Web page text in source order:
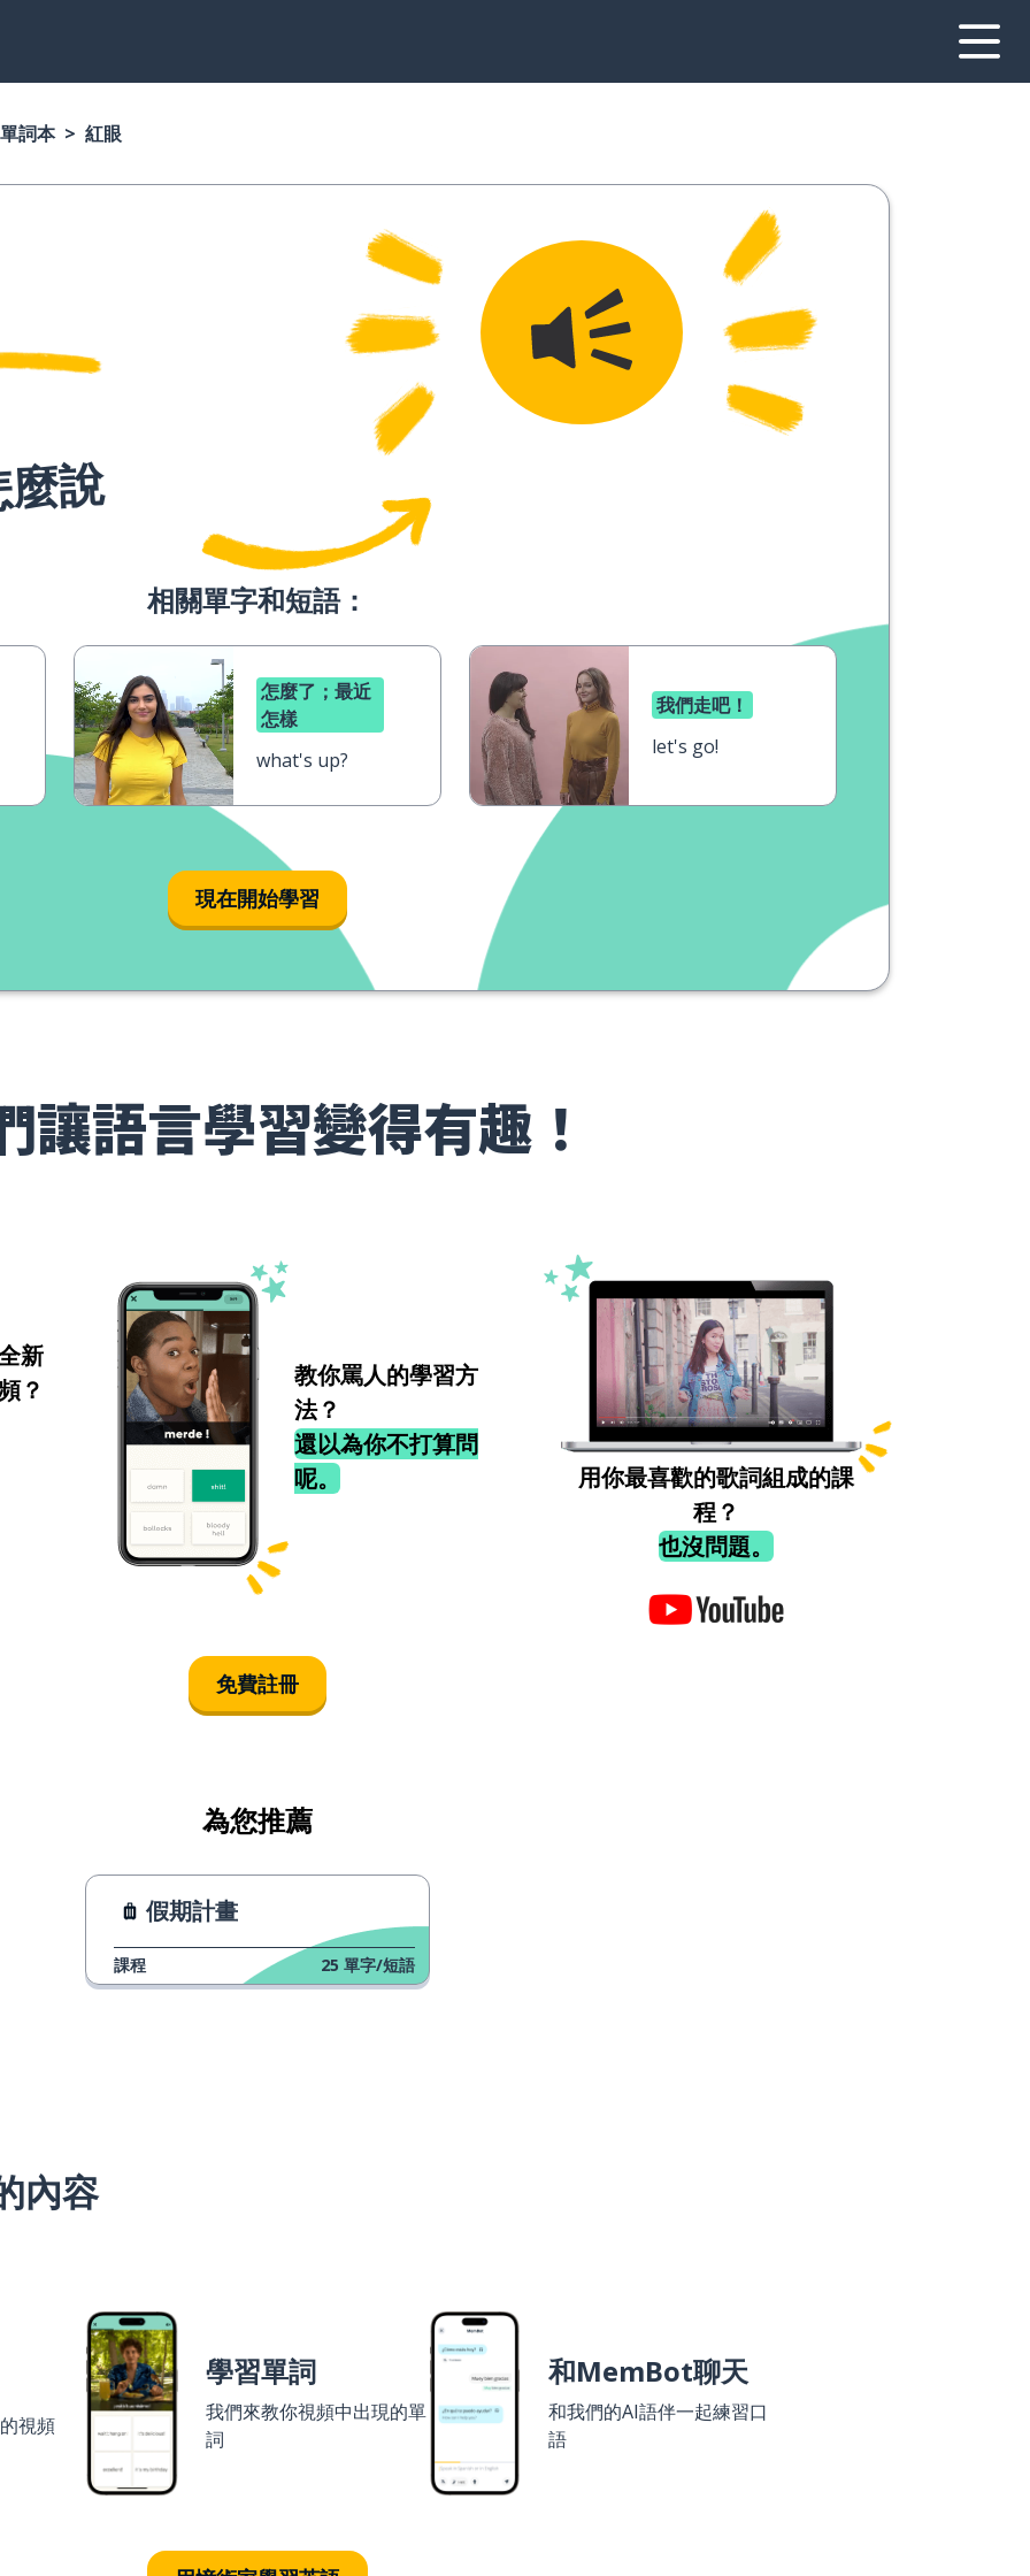
詞本 紅眼
說
相關單字和短語：
怎麼了；最近
怎樣
what's up?
我們走吧！
let's go!
現在開始學習
讓語言學習變得有趣！
新
？
教你罵人的學習方
法？
還以為你不打算問
呢。
用你最喜歡的歌詞組成的課
程？
也沒問題。
免費註冊
為您推薦
假期計畫
課程 25 單字/短語
內容
視頻
學習單詞
我們來教你視頻中出現的單
詞
和MemBot聊天
和我們的AI語伴一起練習口
語